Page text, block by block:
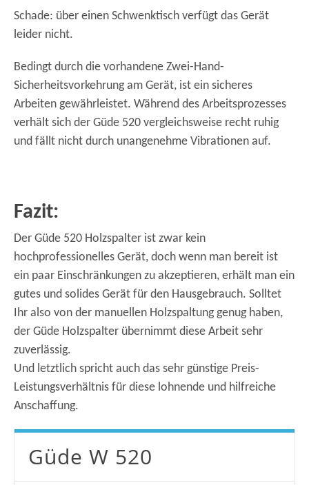
Schade: über einen Schwenktisch verfügt das Gerät
leider nicht.
Bedingt durch die vorhandene Zwei-Hand-
Sicherheitsvorkehrung am Gerät, ist ein sicheres
Arbeiten gewährleistet. Während des Arbeitsprozesses
verhält sich der Güde 520 vergleichsweise recht ruhig
und fällt nicht durch unangenehme Vibrationen auf.
Fazit:
Der Güde 520 Holzspalter ist zwar kein
hochprofessionelles Gerät, doch wenn man bereit ist
ein paar Einschränkungen zu akzeptieren, erhält man ein
gutes und solides Gerät für den Hausgebrauch. Solltet
Ihr also von der manuellen Holzspaltung genug haben,
der Güde Holzspalter übernimmt diese Arbeit sehr
zuverlässig.
Und letztlich spricht auch das sehr günstige Preis-
Leistungsverhältnis für diese lohnende und hilfreiche
Anschaffung.
Güde W 520